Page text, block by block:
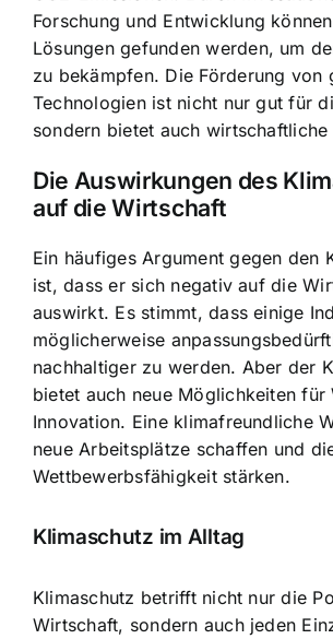
Forschung und Entwicklung
Lösungen gefunden werden, um
zu bekämpfen. Die Förderung von
Technologien ist nicht nur gut für
sondern bietet auch wirtschaftliche
Die Auswirkungen des
auf die Wirtschaft
Ein häufiges Argument gegen den
ist, dass er sich negativ auf die
auswirkt. Es stimmt, dass einige
möglicherweise
nachhaltiger zu werden. Aber der
bietet auch neue Möglichkeiten für
Innovation. Eine klimafreundliche
neue Arbeitsplätze schaffen und
Wettbewerbsfähigkeit stärken.
Klimaschutz im Alltag
Klimaschutz betrifft nicht nur die
Wirtschaft, sondern auch jeden